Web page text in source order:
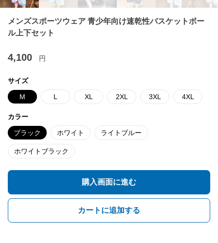
メンズスポーツウェア 青少年向け速乾性バスケットボー
ル上下セット
4,100 円
サイズ
M L XL 2XL 3XL 4XL
カラー
ブラック ホワイト ライトブルー
ホワイトブラック
購入画面に進む
カートに追加する